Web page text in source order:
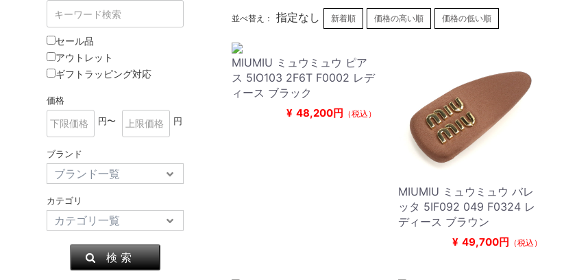
セール品
アウトレット
ギフトラッピング対応
価格
円〜
円
ブランド
カテゴリ
検 索
並べ替え： 指定なし 新着順 価格の高い順 価格の低い順
MIUMIU ミュウミュウ ピア
ス 5IO103 2F6T F0002 レデ
ィース ブラック
¥ 48,200円 （税込）
MIUMIU ミュウミュウ バレ
ッタ 5IF092 049 F0324 レ
ディース ブラウン
¥ 49,700円 （税込）